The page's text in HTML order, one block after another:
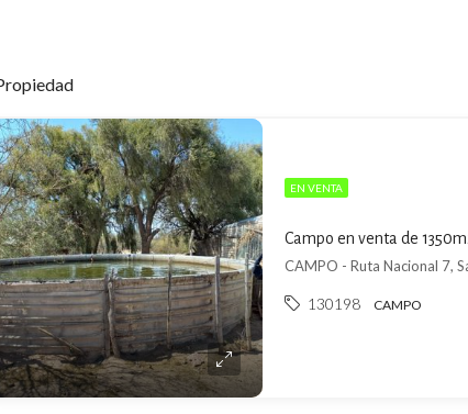
EN VENTA
Campo en venta de
CAMPO - Ruta Nacional 7,
130198 CAMPO